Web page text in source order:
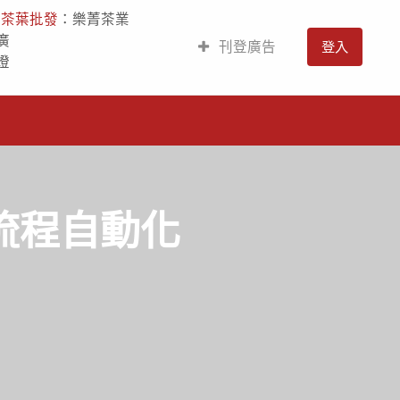
茶葉批發 ：樂菁茶業
刊登廣告 登入
程自動化